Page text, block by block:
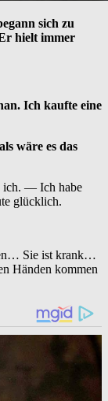
sich zu
hielt immer
Ich kaufte eine
wäre es das
ich. — Ich habe
glücklich.
Sie ist krank…
Händen kommen